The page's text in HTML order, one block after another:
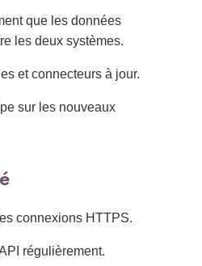
que les données
les deux systèmes.
et connecteurs à jour.
sur les nouveaux
connexions HTTPS.
régulièrement.